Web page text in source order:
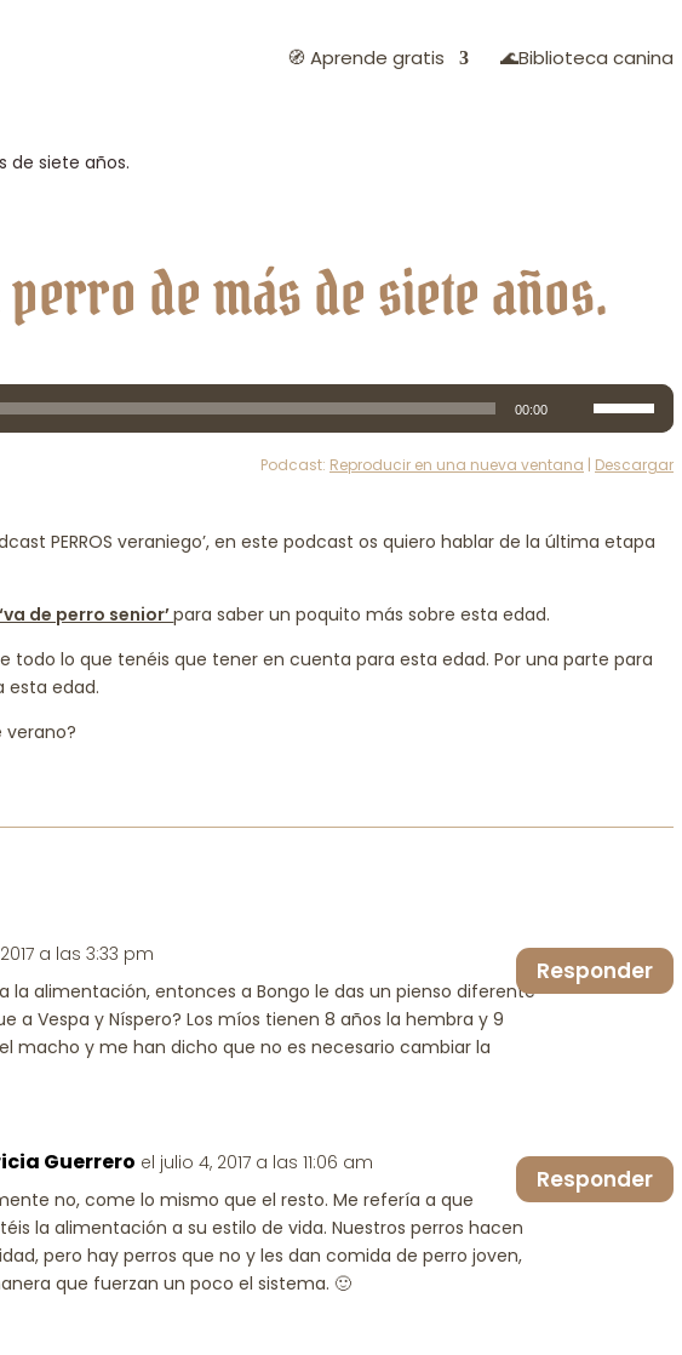
🧭 Aprende gratis 🌊Biblioteca canina
de siete años.
perro de más de siete años.
00:00
arriba/abajo
Podcast: Reproducir en una nueva ventana | Descargar
PERROS veraniego’, en este podcast os quiero hablar de la última etapa
de perro senior’para saber un poquito más sobre esta edad.
todo lo que tenéis que tener en cuenta para esta edad. Por una parte para
esta edad.
verano?
a las 3:33 pm
la alimentación, entonces a Bongo le das un pienso diferente
a Vespa y Níspero? Los míos tienen 8 años la hembra y 9
macho y me han dicho que no es necesario cambiar la
Responder
Guerrero el julio 4, 2017 a las 11:06 am
no, come lo mismo que el resto. Me refería a que
la alimentación a su estilo de vida. Nuestros perros hacen
pero hay perros que no y les dan comida de perro joven,
que fuerzan un poco el sistema. 🙂
Responder